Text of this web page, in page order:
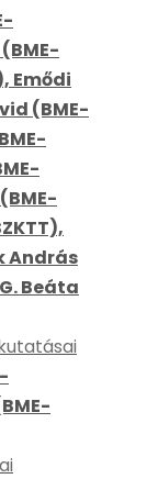
Emődi
(BME-
András
Beáta